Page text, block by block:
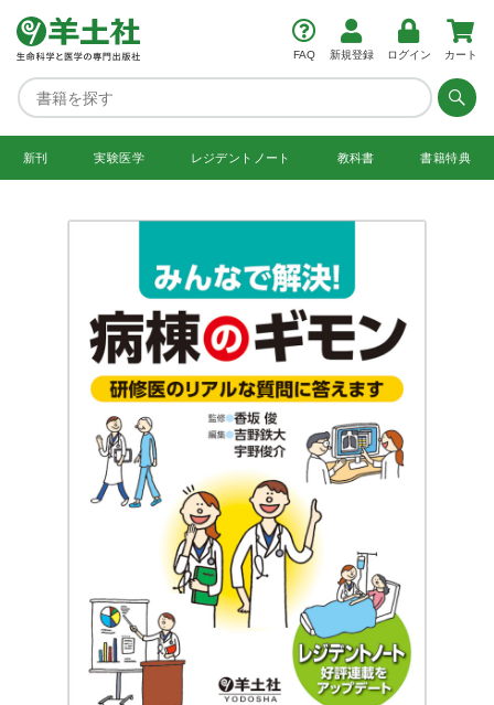
FAQ 新規登録 ログイン カート
新刊 実験医学 レジデント ノート 教科書 書籍特典